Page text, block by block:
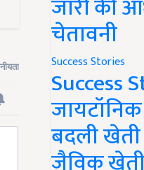
जारी की
चेतावनी
Success Stories
Success
बदली खेती